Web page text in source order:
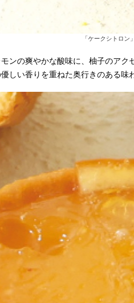
「ケークシトロン
モンの爽やかな酸味に、柚子のア
しい香りを重ねた奥行きのある味